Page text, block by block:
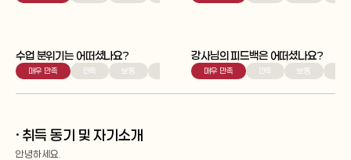
수업 분위기는 어떠셨나요?
매우 만족 만족 보통 매우 불만족
강사님의 피드백은 어떠셨나요?
매우 만족 만족 보통
· 취득 동기 및 자기소개
안녕하세요.